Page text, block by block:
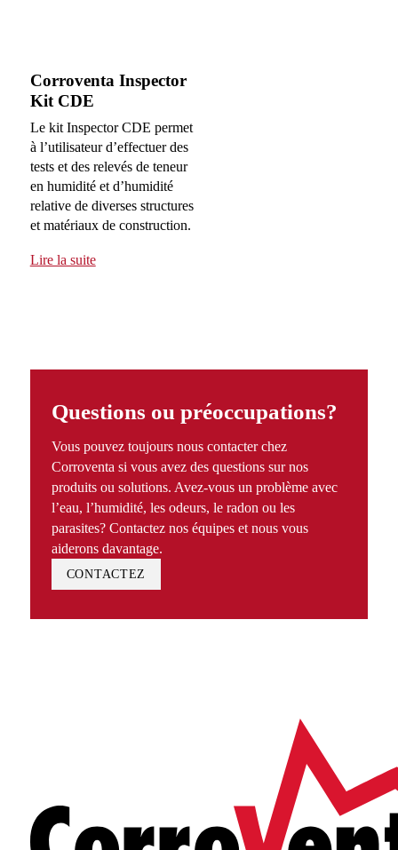
Corroventa Inspector
Kit CDE
Le kit Inspector CDE permet
à l’utilisateur d’effectuer des
tests et des relevés de teneur
en humidité et d’humidité
relative de diverses structures
et matériaux de construction.
Lire la suite
Questions ou préoccupations?
Vous pouvez toujours nous contacter chez
Corroventa si vous avez des questions sur nos
produits ou solutions. Avez-vous un problème avec
l’eau, l’humidité, les odeurs, le radon ou les
parasites? Contactez nos équipes et nous vous
aiderons davantage.
CONTACTEZ